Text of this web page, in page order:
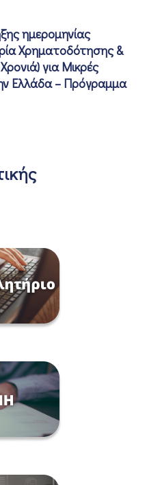
ημερομηνίας
Χρηματοδότησης &
για Μικρές
Ελλάδα – Πρόγραμμα